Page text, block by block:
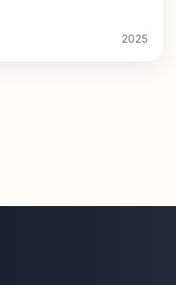
2025